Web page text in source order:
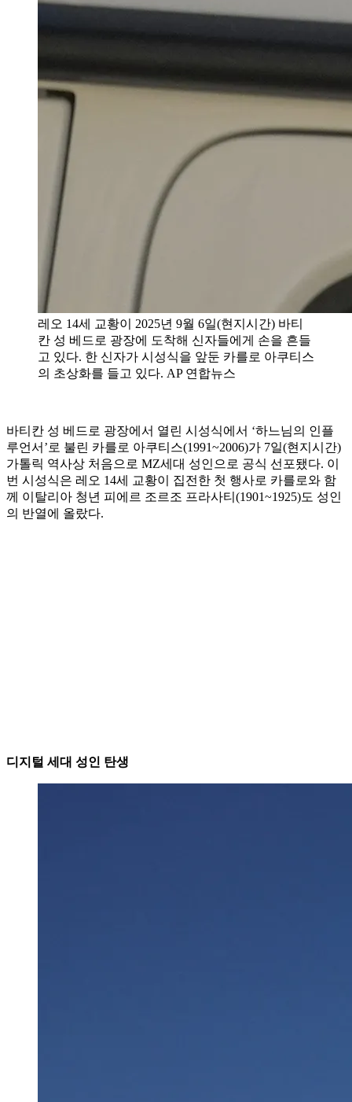
레오 14세 교황이 2025년 9월 6일(현지시간) 바티
칸 성 베드로 광장에 도착해 신자들에게 손을 흔들
고 있다. 한 신자가 시성식을 앞둔 카를로 아쿠티스
의 초상화를 들고 있다. AP 연합뉴스
바티칸 성 베드로 광장에서 열린 시성식에서 ‘하느님의 인플
루언서’로 불린 카를로 아쿠티스(1991~2006)가 7일(현지시간)
가톨릭 역사상 처음으로 MZ세대 성인으로 공식 선포됐다. 이
번 시성식은 레오 14세 교황이 집전한 첫 행사로 카를로와 함
께 이탈리아 청년 피에르 조르조 프라사티(1901~1925)도 성인
의 반열에 올랐다.
디지털 세대 성인 탄생